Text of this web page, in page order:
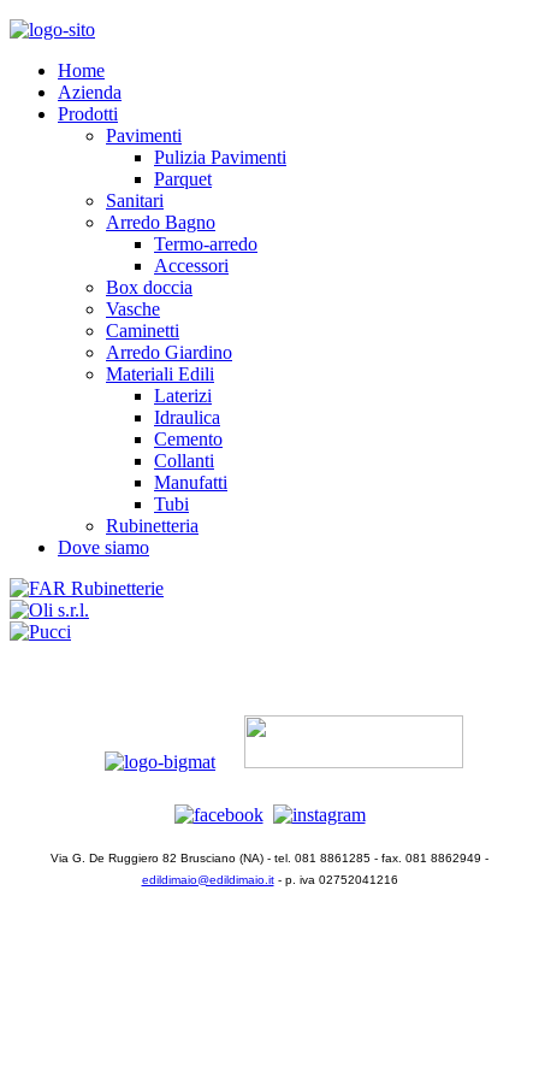
Home
Azienda
Prodotti
Pavimenti
Pulizia Pavimenti
Parquet
Sanitari
Arredo Bagno
Termo-arredo
Accessori
Box doccia
Vasche
Caminetti
Arredo Giardino
Materiali Edili
Laterizi
Idraulica
Cemento
Collanti
Manufatti
Tubi
Rubinetteria
Dove siamo
Via G. De Ruggiero 82 Brusciano (NA) - tel. 081 8861285 - fax. 081 8862949 -
edildimaio@edildimaio.it- p. iva 02752041216